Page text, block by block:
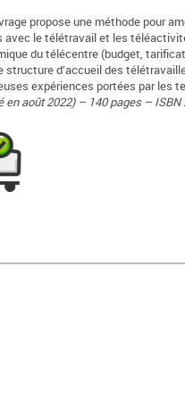
propose une méthode pour
avec le télétravail et les
du télécentre (budget,
structure d’accueil des
expériences portées par les
en août 2022) – 140 pages – ISBN